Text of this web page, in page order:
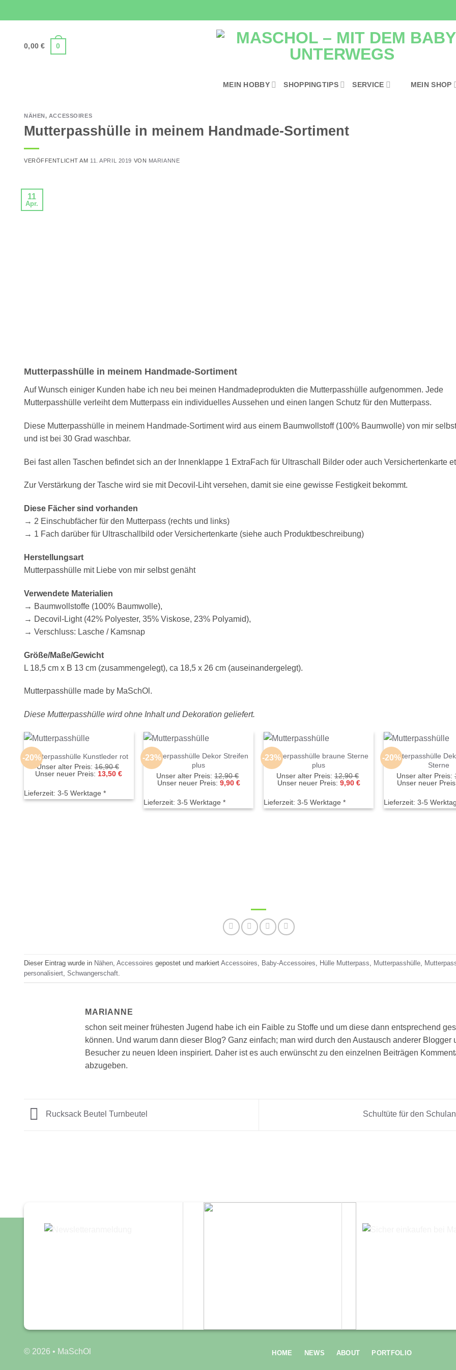
Inhalt
0,00€ 0
MEIN HOBBY SHOPPINGTIPS SERVICE MEIN SHOP
NÄHEN, ACCESSOIRES
Mutterpasshülle in meinem Handmade-Sortiment
VERÖFFENTLICHT AM 11. APRIL 2019 VON MARIANNE
11
Apr.
Mutterpasshülle in meinem Handmade-Sortiment
Auf Wunsch einiger Kunden habe ich neu bei meinen Handmadeprodukten die Mutterpasshülle aufgenommen. Jede
Mutterpasshülle verleiht dem Mutterpass ein individuelles Aussehen und einen langen Schutz für den Mutterpass.
Diese Mutterpasshülle in meinem Handmade-Sortiment wird aus einem Baumwollstoff (100% Baumwolle) von mir
und ist bei 30 Grad waschbar.
Bei fast allen Taschen befindet sich an der Innenklappe 1 ExtraFach für Ultraschall Bilder oder auch Versichertenkarte
Zur Verstärkung der Tasche wird sie mit Decovil-Liht versehen, damit sie eine gewisse Festigkeit bekommt.
Diese Fächer sind vorhanden
→ 2 Einschubfächer für den Mutterpass (rechts und links)
→ 1 Fach darüber für Ultraschallbild oder Versichertenkarte (siehe auch Produktbeschreibung)
Herstellungsart
Mutterpasshülle mit Liebe von mir selbst genäht
Verwendete Materialien
→ Baumwollstoffe (100% Baumwolle),
→ Decovil-Light (42% Polyester, 35% Viskose, 23% Polyamid),
→ Verschluss: Lasche / Kamsnap
Größe/Maße/Gewicht
L 18,5 cm x B 13 cm (zusammengelegt), ca 18,5 x 26 cm (auseinandergelegt).
Mutterpasshülle made by MaSchOl.
Diese Mutterpasshülle wird ohne Inhalt und Dekoration geliefert.
-20%
Mutterpasshülle Kunstleder rot
Unser alter Preis: 16,90€
Ursprünglicher
Preis
Unser neuer Preis: 13,50€Aktueller
Lieferzeit: 3-5 Werktage *
-23%
Mutterpasshülle Dekor Streifen
plus
Unser alter Preis: 12,90€
Ursprünglicher
Unser neuer Preis: 9,90 €Aktueller
Lieferzeit:3-5 Werktage *
-23%
Mutterpasshülle braune Sterne
plus
Unser alter Preis: 12,90€
Ursprünglicher
Unser neuer Preis: 9,90 €Aktueller
Lieferzeit:3-5 Werktage *
-20%
Mutterpasshülle
Sterne
Unser alter Preis:
Unser neuer
Lieferzeit: 3-5
Dieser Eintrag wurde in Nähen Accessoires gepostet und markiert Accessoires Baby-Accessoires Hülle Mutterpass Mutterpasshülle
personalisiert Schwangerschaft
MARIANNE
schon seit meiner frühesten Jugend habe ich ein Faible zu Stoffe und um diese dann entsprechend
können. Und warum dann dieser Blog? Ganz einfach; man wird durch den Austausch anderer Blogger
Besucher zu neuen Ideen inspiriert. Daher ist es auch erwünscht zu den einzelnen Beiträgen
abzugeben.
Rucksack Beutel Turnbeutel Schultüte für den
© 2026 • MaSchOl HOME NEWS ABOUT PORTFOLIO